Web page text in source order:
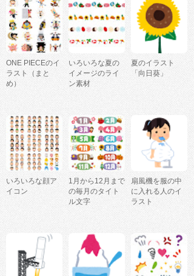
ONE PIECEのイ
ラスト（まと
め）
いろいろな夏の
イメージのライ
ン素材
夏のイラスト
「向日葵」
いろいろな顔ア
イコン
1月から12月まで
の毎月のタイト
ル文字
扇風機を服の中
に入れる人のイ
ラスト